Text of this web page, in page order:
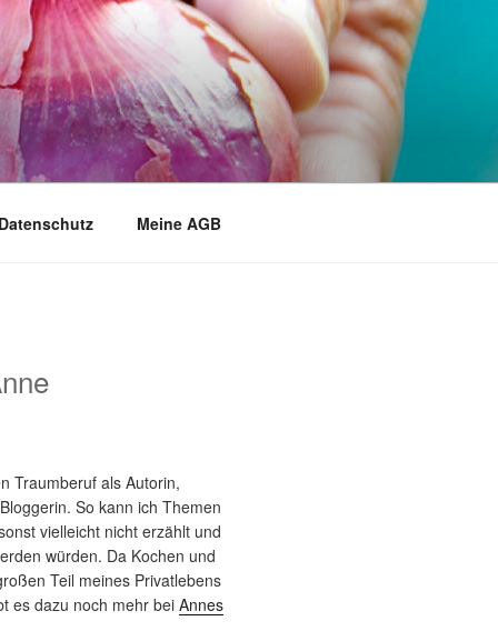
Meine AGB
Traumberuf als Autorin,
So kann ich Themen
vielleicht nicht erzählt und
würden. Da Kochen und
Teil meines Privatlebens
es dazu noch mehr bei Annes